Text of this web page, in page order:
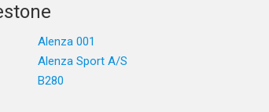
Alenza 001
Alenza Sport A/S
B280